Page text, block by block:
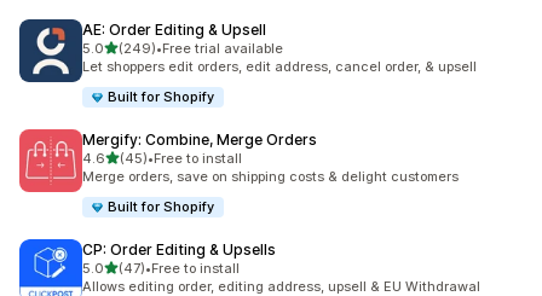
AE: Order Editing & Upsell
5.0เต็ม 5 ดาว
(249)
ทั้งหมด 249 รีวิว
•Free trial available
Let shoppers edit orders, edit address, cancel order, & upsell
Built for Shopify
Mergify: Combine, Merge Orders
4.6เต็ม 5 ดาว
(45)
ทั้งหมด 45 รีวิว
•Free to install
Merge orders, save on shipping costs & delight customers
Built for Shopify
CP: Order Editing & Upsells
5.0เต็ม 5 ดาว
(47)
ทั้งหมด 47 รีวิว
•Free to install
Allows editing order, editing address, upsell & EU Withdrawal